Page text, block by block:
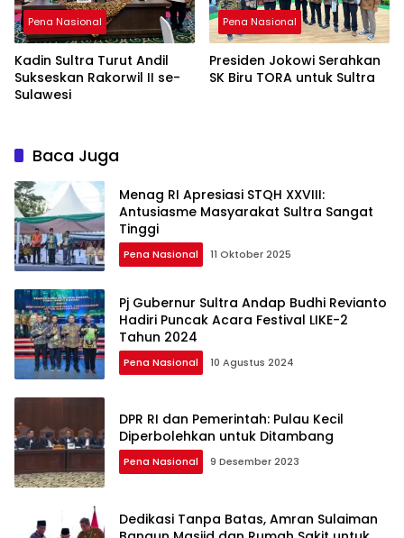
Pena Nasional
Kadin Sultra Turut Andil
Sukseskan Rakorwil II se-
Sulawesi
Pena Nasional
Presiden Jokowi Serahkan
SK Biru TORA untuk Sultra
Baca Juga
Menag RI Apresiasi STQH XXVIII:
Antusiasme Masyarakat Sultra Sangat
Tinggi
Pena Nasional 11 Oktober 2025
Pj Gubernur Sultra Andap Budhi Revianto
Hadiri Puncak Acara Festival LIKE-2
Tahun 2024
Pena Nasional 10 Agustus 2024
DPR RI dan Pemerintah: Pulau Kecil
Diperbolehkan untuk Ditambang
Pena Nasional 9 Desember 2023
Dedikasi Tanpa Batas, Amran Sulaiman